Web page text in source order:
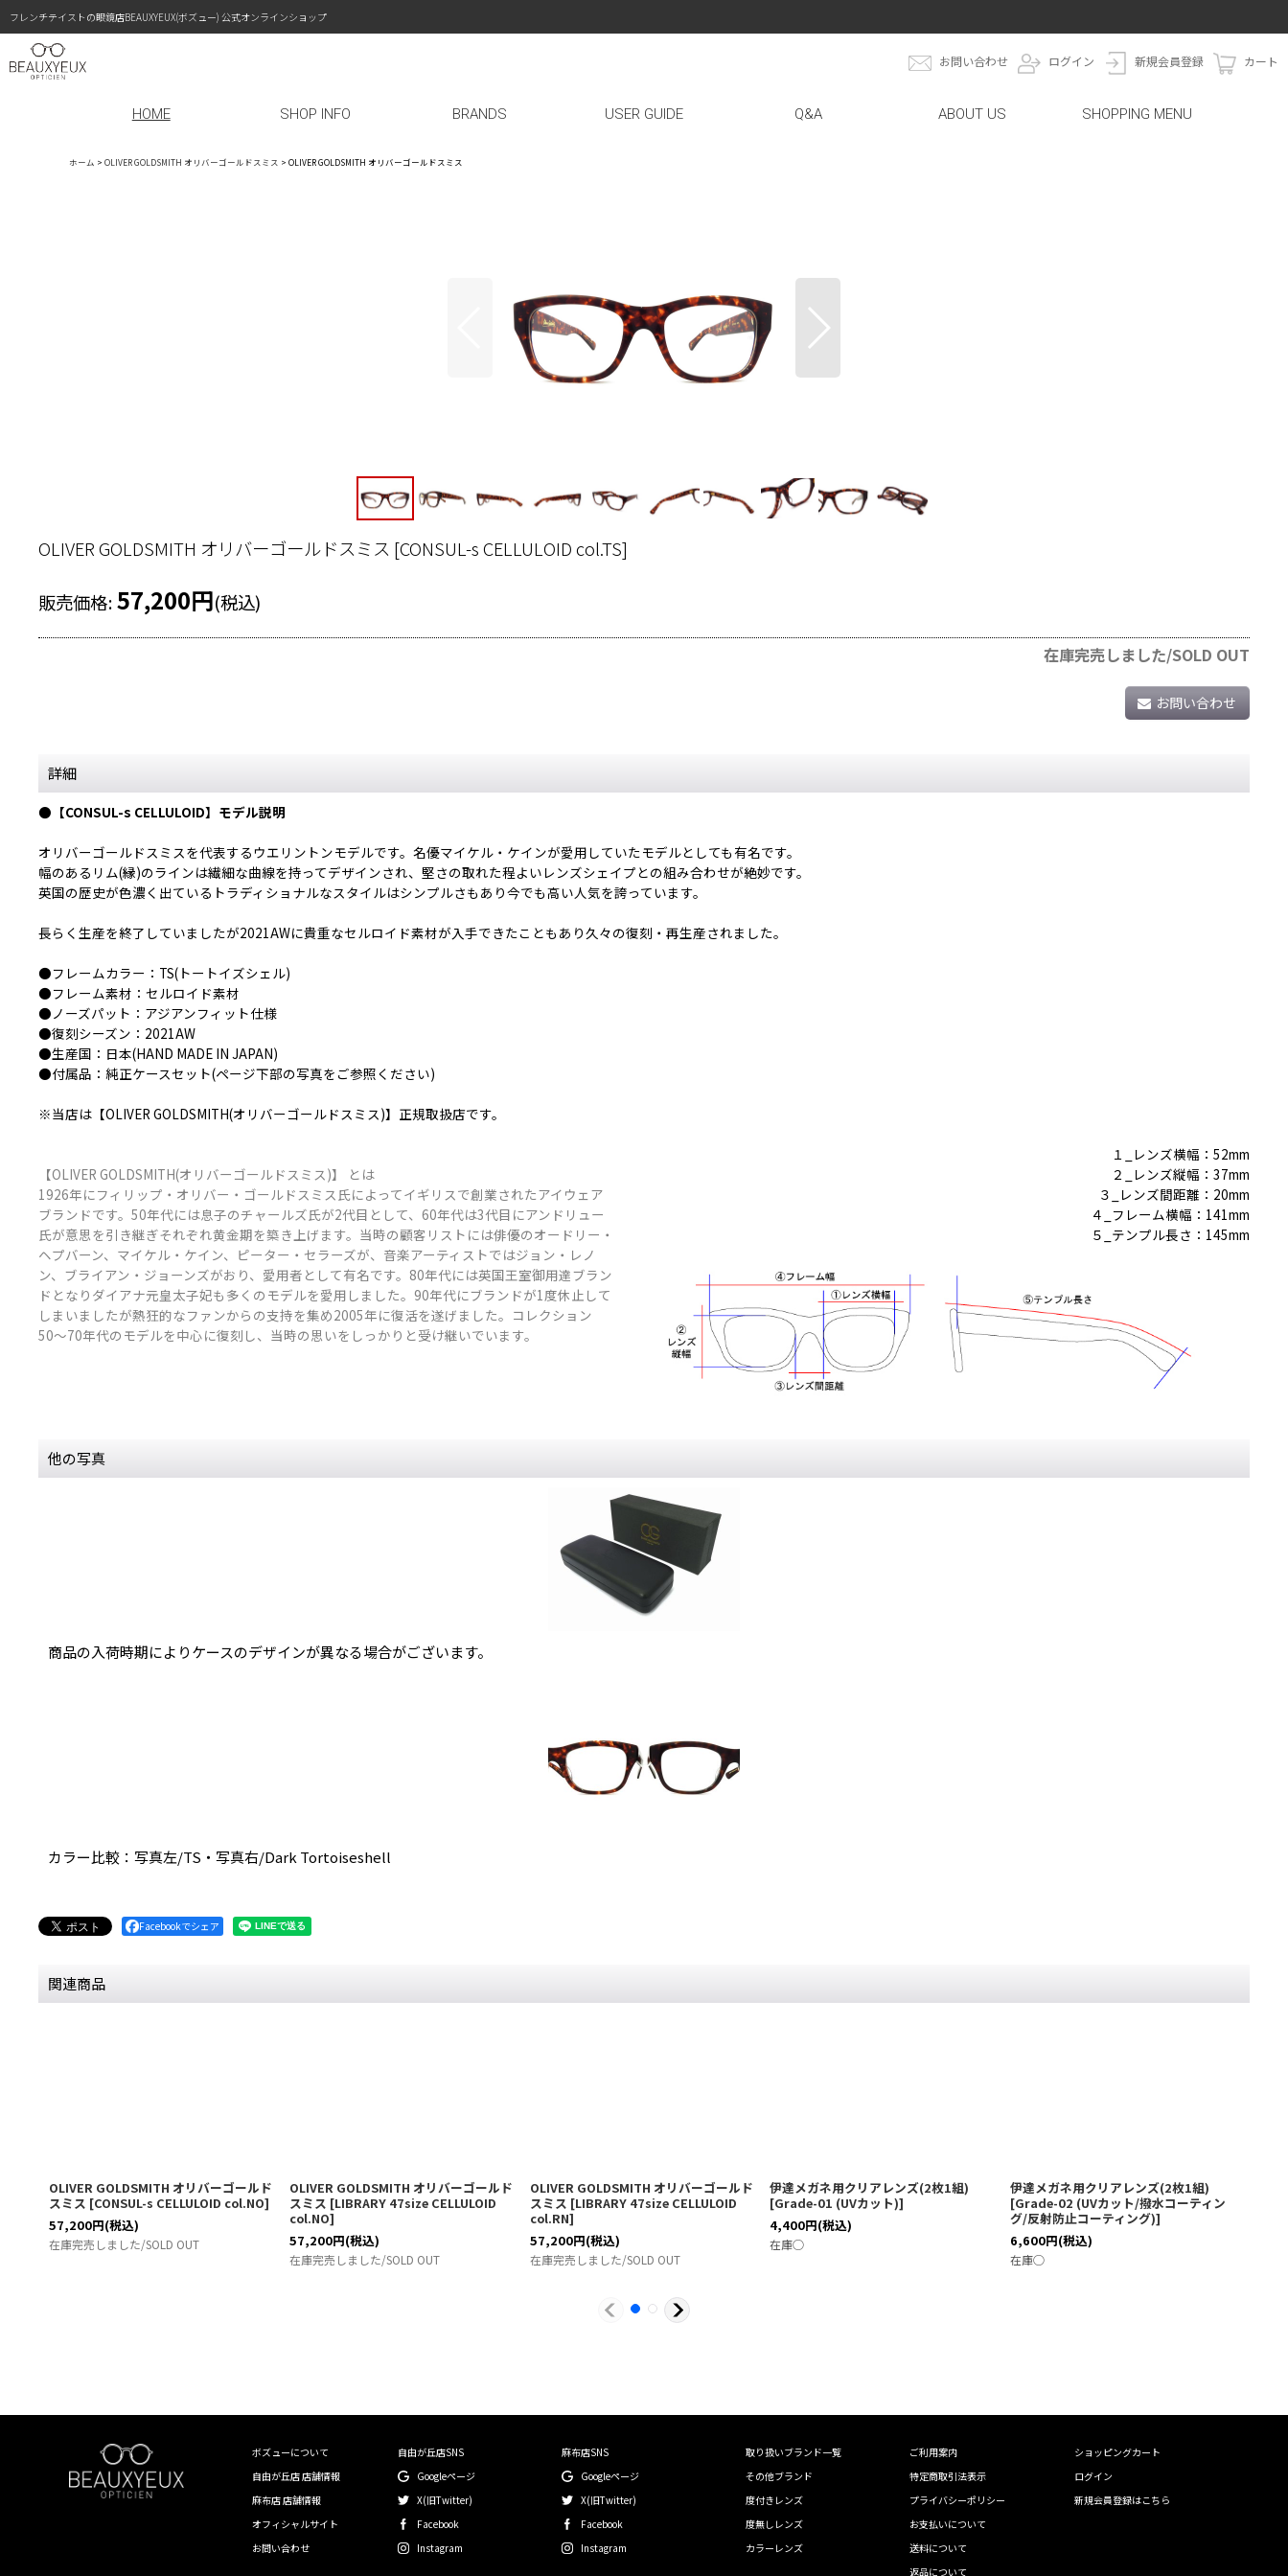
フレンチテイストの眼鏡店BEAUXYEUX(ボズュー) 公式オンラインショップ
お問い合わせ ログイン 新規会員登録 カート
HOME SHOP INFO BRANDS USER GUIDE Q&A ABOUT US SHOPPING MENU
ホーム > OLIVER GOLDSMITH オリバーゴールドスミス > OLIVER GOLDSMITH オリバーゴールドスミス
OLIVER GOLDSMITH オリバーゴールドスミス [CONSUL-s CELLULOID col.TS]
販売価格: 57,200円(税込)
在庫完売しました/SOLD OUT
お問い合わせ
詳細
●【CONSUL-s CELLULOID】モデル説明
オリバーゴールドスミスを代表するウエリントンモデルです。名優マイケル・ケインが愛用していたモデルとしても有名です。
幅のあるリム(縁)のラインは繊細な曲線を持ってデザインされ、堅さの取れた程よいレンズシェイプとの組み合わせが絶妙です。
英国の歴史が色濃く出ているトラディショナルなスタイルはシンプルさもあり今でも高い人気を誇っています。
長らく生産を終了していましたが2021AWに貴重なセルロイド素材が入手できたこともあり久々の復刻・再生産されました。
●フレームカラー：TS(トートイズシェル)
●フレーム素材：セルロイド素材
●ノーズパット：アジアンフィット仕様
●復刻シーズン：2021AW
●生産国：日本(HAND MADE IN JAPAN)
●付属品：純正ケースセット(ページ下部の写真をご参照ください)
※当店は【OLIVER GOLDSMITH(オリバーゴールドスミス)】正規取扱店です。
１_レンズ横幅：52mm
２_レンズ縦幅：37mm
３_レンズ間距離：20mm
４_フレーム横幅：141mm
５_テンプル長さ：145mm
【OLIVER GOLDSMITH(オリバーゴールドスミス)】 とは
1926年にフィリップ・オリバー・ゴールドスミス氏によってイギリスで創業されたアイウェア
ブランドです。50年代には息子のチャールズ氏が2代目として、60年代は3代目にアンドリュー
氏が意思を引き継ぎそれぞれ黄金期を築き上げます。当時の顧客リストには俳優のオードリー・
ヘプバーン、マイケル・ケイン、ピーター・セラーズが、音楽アーティストではジョン・レノ
ン、ブライアン・ジョーンズがおり、愛用者として有名です。80年代には英国王室御用達ブラン
ドとなりダイアナ元皇太子妃も多くのモデルを愛用しました。90年代にブランドが1度休止して
しまいましたが熱狂的なファンからの支持を集め2005年に復活を遂げました。コレクション
50〜70年代のモデルを中心に復刻し、当時の思いをしっかりと受け継いでいます。
他の写真
商品の入荷時期によりケースのデザインが異なる場合がございます。
カラー比較：写真左/TS・写真右/Dark Tortoiseshell
Facebookでシェア
関連商品
OLIVER GOLDSMITH オリバーゴールド
スミス [CONSUL-s CELLULOID col.NO]
57,200円(税込)
在庫完売しました/SOLD OUT
OLIVER GOLDSMITH オリバーゴールド
スミス [LIBRARY 47size CELLULOID
col.NO]
57,200円(税込)
在庫完売しました/SOLD OUT
OLIVER GOLDSMITH オリバーゴールド
スミス [LIBRARY 47size CELLULOID
col.RN]
57,200円(税込)
在庫完売しました/SOLD OUT
伊達メガネ用クリアレンズ(2枚1組)
[Grade-01 (UVカット)]
4,400円(税込)
在庫◯
伊達メガネ用クリアレンズ(2枚1組)
[Grade-02 (UVカット/撥水コーティン
グ/反射防止コーティング)]
6,600円(税込)
在庫◯
ボズューについて
自由が丘店 店舗情報
麻布店 店舗情報
オフィシャルサイト
お問い合わせ
自由が丘店SNS
Googleページ
X(旧Twitter)
Facebook
Instagram
麻布店SNS
Googleページ
X(旧Twitter)
Facebook
Instagram
取り扱いブランド一覧
その他ブランド
度付きレンズ
度無しレンズ
カラーレンズ
ご利用案内
特定商取引法表示
プライバシーポリシー
お支払いについて
送料について
返品について
ショッピングカート
ログイン
新規会員登録はこちら